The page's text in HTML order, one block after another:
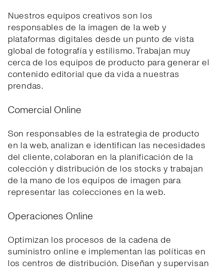
Nuestros equipos creativos son los
responsables de la imagen de la web y
plataformas digitales desde un punto de vista
global de fotografía y estilismo. Trabajan muy
cerca de los equipos de producto para generar el
contenido editorial que da vida a nuestras
prendas.
Comercial Online
Son responsables de la estrategia de producto
en la web, analizan e identifican las necesidades
del cliente, colaboran en la planificación de la
colección y distribución de los stocks y trabajan
de la mano de los equipos de imagen para
representar las colecciones en la web.
Operaciones Online
Optimizan los procesos de la cadena de
suministro online e implementan las políticas en
los centros de distribución. Diseñan y supervisan